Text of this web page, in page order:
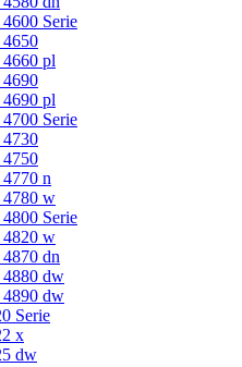
Serie
pl
pl
Serie
n
w
Serie
w
dn
dw
dw
Serie
x
dw